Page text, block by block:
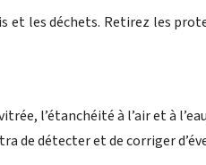
les déchets. Retirez les
l’étanchéité à l’air et à
détecter et de corriger